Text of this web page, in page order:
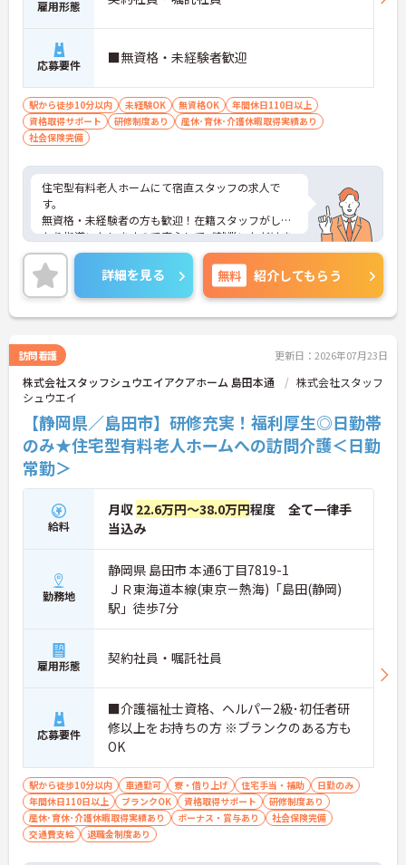
雇用形態
応募要件 ■無資格・未経験者歓迎
駅から徒歩10分以内 未経験OK 無資格OK
年間休日110日以上
資格取得サポート
研修制度あり
産休･育休･介護休暇取得実績あり
社会保険完備
住宅型有料老人ホームにて宿直スタッフの求人で
す。
無資格・未経験者の方も歓迎！在籍スタッフがしっ
かり指導いたしますので安心してご就業いただけま
す！
施設の見学からも可能です◎
ご興味をお持ちの方はお気軽にお問合せ下さい。
詳細を見る 無料 紹介してもらう
訪問看護 更新日：2026年07月23日
株式会社スタッフシュウエイアクアホーム 島田本通
株式会社スタッフ
シュウエイ
【静岡県／島田市】研修充実！福利厚生◎日勤帯
のみ★住宅型有料老人ホームへの訪問介護＜日勤
常勤＞
給料
月収 22.6万円～38.0万円程度 全て一律手
当込み
勤務地
静岡県 島田市 本通6丁目7819-1
ＪＲ東海道本線(東京－熱海)「島田(静岡)
駅」徒歩7分
雇用形態 契約社員・嘱託社員
応募要件
■介護福祉士資格、ヘルパー2級･初任者研
修以上をお持ちの方 ※ブランクのある方も
OK
駅から徒歩10分以内 車通勤可 寮・借り上げ 住宅手当・補助
日勤のみ
年間休日110日以上
ブランクOK 資格取得サポート
研修制度あり
産休･育休･介護休暇取得実績あり
ボーナス・賞与あり
社会保険完備
交通費支給
退職金制度あり